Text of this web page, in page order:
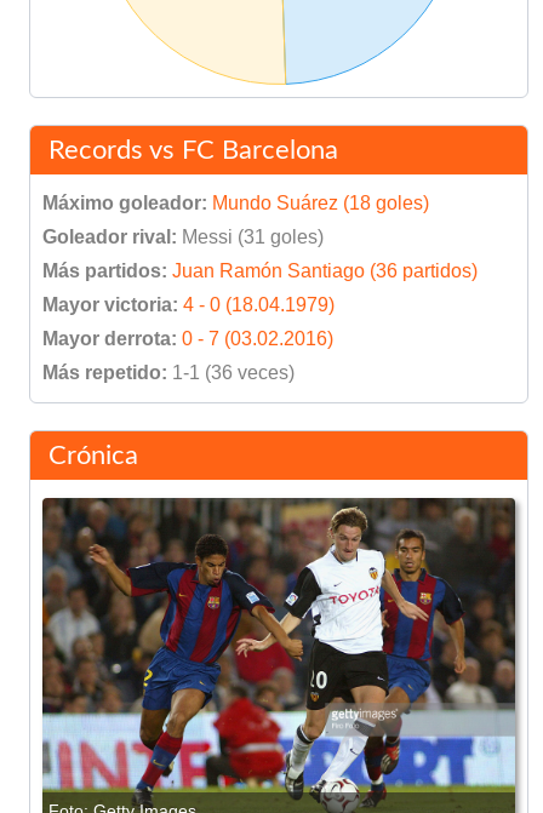
Records vs FC Barcelona
Máximo goleador: Mundo Suárez (18 goles)
Goleador rival: Messi (31 goles)
Más partidos: Juan Ramón Santiago (36 partidos)
Mayor victoria: 4 - 0 (18.04.1979)
Mayor derrota: 0 - 7 (03.02.2016)
Más repetido: 1-1 (36 veces)
Crónica